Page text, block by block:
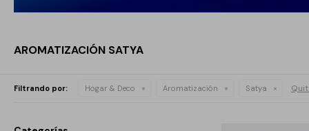
AROMATIZACIÓN SATYA
Filtrando por: Hogar & Deco Aromatización Satya